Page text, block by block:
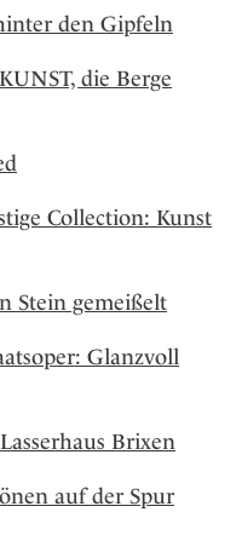
den Gipfeln
die Berge
Collection: Kunst
Stein gemeißelt
Glanzvoll
Brixen
auf der Spur